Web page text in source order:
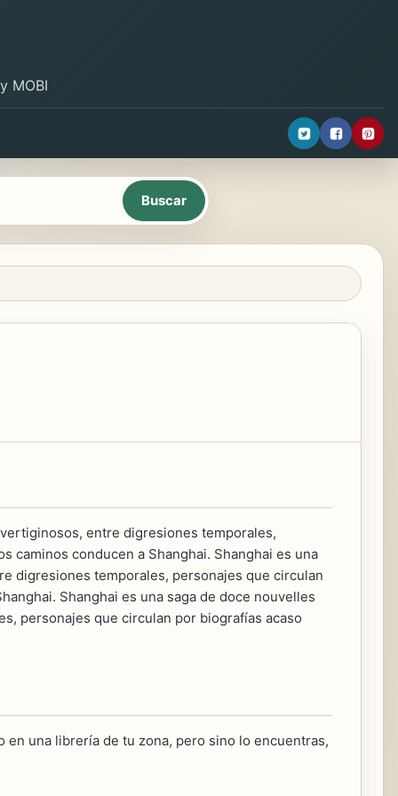
MOBI
entre digresiones temporales,
caminos conducen a Shanghai. Shanghai es una
digresiones temporales, personajes que circulan
Shanghai es una saga de doce nouvelles
personajes que circulan por biografías acaso
una librería de tu zona, pero sino lo encuentras,